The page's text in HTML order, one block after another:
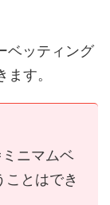
ベッティング
す。
ニマムベ
ことはでき